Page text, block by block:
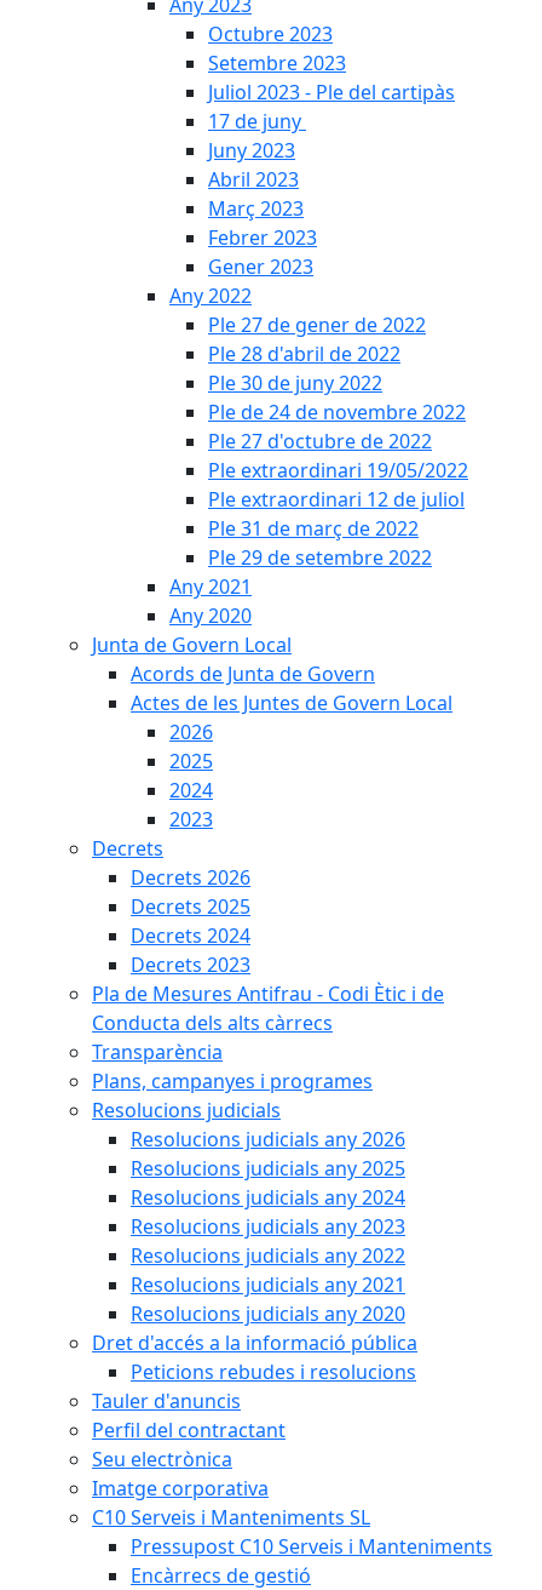
Octubre 2023
Setembre 2023
Juliol 2023 - Ple del cartipàs
17 de juny
Juny 2023
Abril 2023
Març 2023
Febrer 2023
Gener 2023
Any 2022
Ple 27 de gener de 2022
Ple 28 d'abril de 2022
Ple 30 de juny 2022
Ple de 24 de novembre 2022
Ple 27 d'octubre de 2022
Ple extraordinari 19/05/2022
Ple extraordinari 12 de juliol
Ple 31 de març de 2022
Ple 29 de setembre 2022
Any 2021
Any 2020
Junta de Govern Local
Acords de Junta de Govern
Actes de les Juntes de Govern Local
2026
2025
2024
2023
Decrets
Decrets 2026
Decrets 2025
Decrets 2024
Decrets 2023
Pla de Mesures Antifrau - Codi Ètic i de
Conducta dels alts càrrecs
Transparència
Plans, campanyes i programes
Resolucions judicials
Resolucions judicials any 2026
Resolucions judicials any 2025
Resolucions judicials any 2024
Resolucions judicials any 2023
Resolucions judicials any 2022
Resolucions judicials any 2021
Resolucions judicials any 2020
Dret d'accés a la informació pública
Peticions rebudes i resolucions
Tauler d'anuncis
Perfil del contractant
Seu electrònica
Imatge corporativa
C10 Serveis i Manteniments SL
Pressupost C10 Serveis i Manteniments
Encàrrecs de gestió